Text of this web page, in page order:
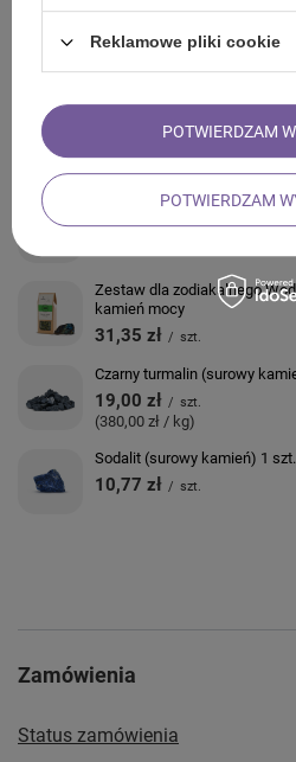
ZOBACZ RÓWNIEŻ
Kamień Gua Sha do masażu
Serpentynit (surowy kamień)
18,61 zł
Zestaw dla zodiakalnego
kamień mocy
31,35 zł / szt.
Czarny turmalin (surowy
19,00 zł / szt.
(380,00 zł / kg)
Sodalit (surowy kamień) 1 szt.
10,77 zł / szt.
Zamówienia
Status zamówienia
Reklamowe pliki cookie
POTWIERDZAM
POTWIERDZAM